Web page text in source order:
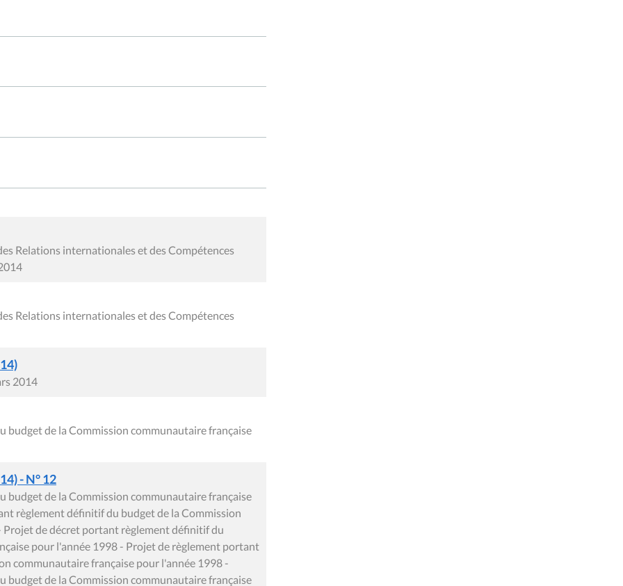
Relations internationales et des Compétences
Relations internationales et des Compétences
2014
de la Commission communautaire française
- N° 12
de la Commission communautaire française
règlement définitif du budget de la Commission
de décret portant règlement définitif du
pour l'année 1998 - Projet de règlement portant
communautaire française pour l'année 1998 -
de la Commission communautaire française